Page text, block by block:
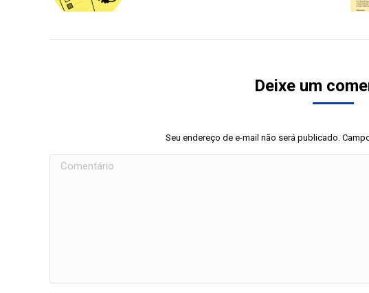
Deixe um
Seu endereço de e-mail não será publicado.
Comentário